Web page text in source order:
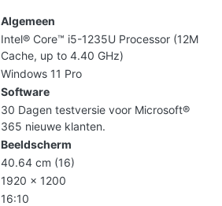
Algemeen
Intel® Core™ i5-1235U Processor (12M
Cache, up to 4.40 GHz)
Windows 11 Pro
Software
30 Dagen testversie voor Microsoft®
365 nieuwe klanten.
Beeldscherm
40.64 cm (16)
1920 x 1200
16:10